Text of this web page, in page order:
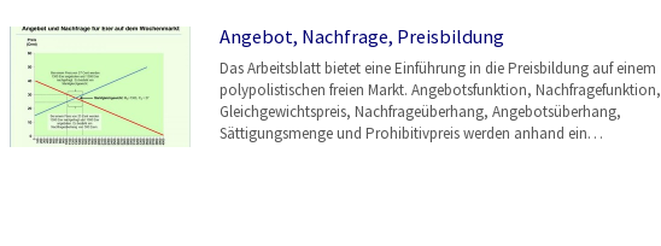
Angebot, Nachfrage, Preisbildung
Das Arbeitsblatt bietet eine Einführung in die Preisbildung auf einem
polypolistischen freien Markt. Angebotsfunktion, Nachfragefunktion,
Gleichgewichtspreis, Nachfrageüberhang, Angebotsüberhang,
Sättigungsmenge und Prohibitivpreis werden anhand ein…